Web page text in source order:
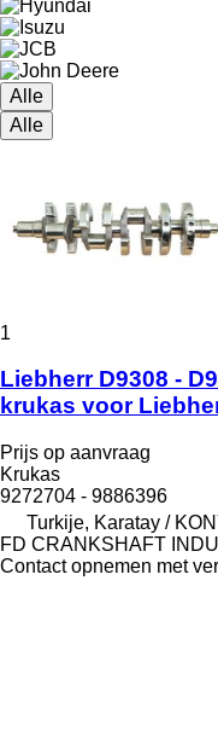
Alle
Alle
1
Liebherr D9308 -
krukas voor
Prijs op aanvraag
Krukas
9272704 - 9886396
Turkije, Karatay /
FD CRANKSHAFT
Contact opnemen met